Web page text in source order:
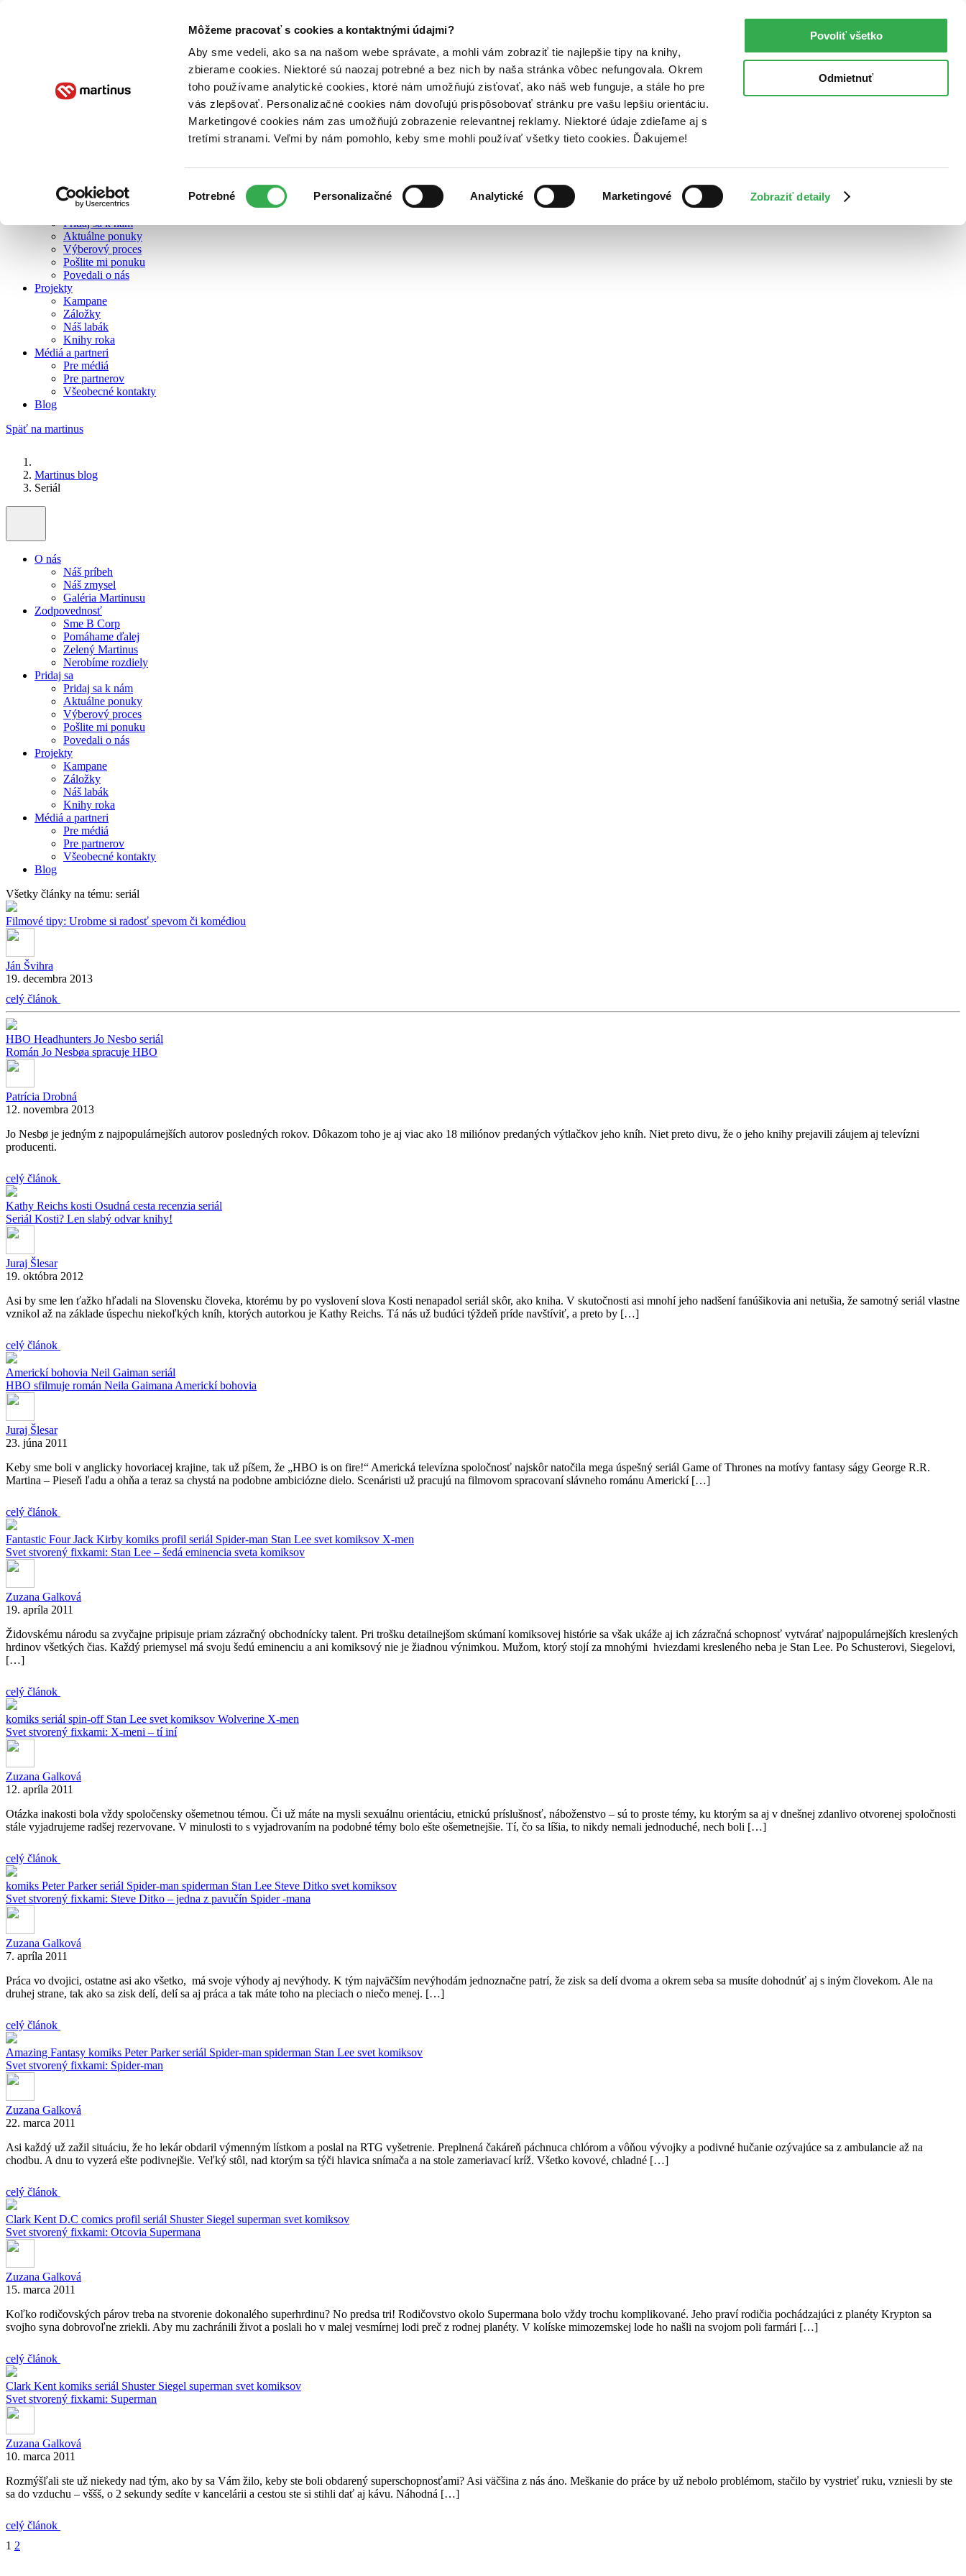
Môžeme pracovať s cookies a kontaktnými údajmi?
Aby sme vedeli, ako sa na našom webe správate, a mohli vám zobraziť tie najlepšie tipy na knihy,
zbierame cookies. Niektoré sú naozaj potrebné a bez nich by naša stránka vôbec nefungovala. Okrem
toho používame analytické cookies, ktoré nám umožňujú zisťovať, ako náš web funguje, a stále ho pre
vás zlepšovať. Personalizačné cookies nám dovoľujú prispôsobovať stránku pre vašu lepšiu orientáciu.
Marketingové cookies nám zas umožňujú zobrazenie relevantnej reklamy. Niektoré údaje zdieľame aj s
tretími stranami. Veľmi by nám pomohlo, keby sme mohli používať všetky tieto cookies. Ďakujeme!
súhlasu
Potrebné Personalizačné Analytické Marketingové Zobraziť detaily
Povoliť všetko
Odmietnuť
O nás
Zelený Martinus
Nerobíme rozdiely
Pridaj sa k nám
Aktuálne ponuky
Výberový proces
Pošlite mi ponuku
Povedali o nás
Projekty
Kampane
Záložky
Náš labák
Knihy roka
Médiá a partneri
Pre médiá
Pre partnerov
Všeobecné kontakty
Blog
Späť na martinus
Martinus blog
Seriál
O nás
Náš príbeh
Náš zmysel
Galéria Martinusu
Zodpovednosť
Sme B Corp
Pomáhame ďalej
Zelený Martinus
Nerobíme rozdiely
Pridaj sa
Pridaj sa k nám
Aktuálne ponuky
Výberový proces
Pošlite mi ponuku
Povedali o nás
Projekty
Kampane
Záložky
Náš labák
Knihy roka
Médiá a partneri
Pre médiá
Pre partnerov
Všeobecné kontakty
Blog
Všetky články na tému: seriál
Filmové tipy: Urobme si radosť spevom či komédiou
Ján Švihra
19. decembra 2013
celý článok
HBO Headhunters Jo Nesbo seriál
Román Jo Nesbøa spracuje HBO
Patrícia Drobná
12. novembra 2013
Jo Nesbø je jedným z najpopulárnejších autorov posledných rokov. Dôkazom toho je aj viac ako 18 miliónov predaných výtlačkov jeho kníh. Niet preto divu, že o jeho knihy prejavili záujem aj televízni
producenti.
celý článok
Kathy Reichs kosti Osudná cesta recenzia seriál
Seriál Kosti? Len slabý odvar knihy!
Juraj Šlesar
19. októbra 2012
Asi by sme len ťažko hľadali na Slovensku človeka, ktorému by po vyslovení slova Kosti nenapadol seriál skôr, ako kniha. V skutočnosti asi mnohí jeho nadšení fanúšikovia ani netušia, že samotný seriál vlastne
vznikol až na základe úspechu niekoľkých kníh, ktorých autorkou je Kathy Reichs. Tá nás už budúci týždeň príde navštíviť, a preto by […]
celý článok
Americkí bohovia Neil Gaiman seriál
HBO sfilmuje román Neila Gaimana Americkí bohovia
Juraj Šlesar
23. júna 2011
Keby sme boli v anglicky hovoriacej krajine, tak už píšem, že „HBO is on fire!“ Americká televízna spoločnosť najskôr natočila mega úspešný seriál Game of Thrones na motívy fantasy ságy George R.R.
Martina – Pieseň ľadu a ohňa a teraz sa chystá na podobne ambiciózne dielo. Scenáristi už pracujú na filmovom spracovaní slávneho románu Americkí […]
celý článok
Fantastic FourJack Kirby komiks profil seriál Spider-man Stan Lee svet komiksov X-men
Svet stvorený fixkami: Stan Lee – šedá eminencia sveta komiksov
Zuzana Galková
19. apríla 2011
Židovskému národu sa zvyčajne pripisuje priam zázračný obchodnícky talent. Pri trošku detailnejšom skúmaní komiksovej histórie sa však ukáže aj ich zázračná schopnosť vytvárať najpopulárnejších kreslených
hrdinov všetkých čias. Každý priemysel má svoju šedú eminenciu a ani komiksový nie je žiadnou výnimkou. Mužom, ktorý stojí za mnohými hviezdami kresleného neba je Stan Lee. Po Schusterovi, Siegelovi,
[…]
celý článok
komiks seriál spin-off Stan Lee svet komiksov Wolverine X-men
Svet stvorený fixkami: X-meni – tí iní
Zuzana Galková
12. apríla 2011
Otázka inakosti bola vždy spoločensky ošemetnou témou. Či už máte na mysli sexuálnu orientáciu, etnickú príslušnosť, náboženstvo – sú to proste témy, ku ktorým sa aj v dnešnej zdanlivo otvorenej spoločnosti
stále vyjadrujeme radšej rezervovane. V minulosti to s vyjadrovaním na podobné témy bolo ešte ošemetnejšie. Tí, čo sa líšia, to nikdy nemali jednoduché, nech boli […]
celý článok
komiks Peter Parkerseriál Spider-man spiderman Stan Lee Steve Ditko svet komiksov
Svet stvorený fixkami: Steve Ditko – jedna z pavučín Spider -mana
Zuzana Galková
7. apríla 2011
Práca vo dvojici, ostatne asi ako všetko, má svoje výhody aj nevýhody. K tým najväčším nevýhodám jednoznačne patrí, že zisk sa delí dvoma a okrem seba sa musíte dohodnúť aj s iným človekom. Ale na
druhej strane, tak ako sa zisk delí, delí sa aj práca a tak máte toho na pleciach o niečo menej. […]
celý článok
Amazing Fantasy komiks Peter Parkerseriál Spider-man spiderman Stan Lee svet komiksov
Svet stvorený fixkami: Spider-man
Zuzana Galková
22. marca 2011
Asi každý už zažil situáciu, že ho lekár obdaril výmenným lístkom a poslal na RTG vyšetrenie. Preplnená čakáreň páchnuca chlórom a vôňou vývojky a podivné hučanie ozývajúce sa z ambulancie až na
chodbu. A dnu to vyzerá ešte podivnejšie. Veľký stôl, nad ktorým sa týči hlavica snímača a na stole zameriavací kríž. Všetko kovové, chladné […]
celý článok
Clark Kent D.C comics profil seriál Shuster Siegel superman svet komiksov
Svet stvorený fixkami: Otcovia Supermana
Zuzana Galková
15. marca 2011
Koľko rodičovských párov treba na stvorenie dokonalého superhrdinu? No predsa tri! Rodičovstvo okolo Supermana bolo vždy trochu komplikované. Jeho praví rodičia pochádzajúci z planéty Krypton sa
svojho syna dobrovoľne zriekli. Aby mu zachránili život a poslali ho v malej vesmírnej lodi preč z rodnej planéty. V kolíske mimozemskej lode ho našli na svojom poli farmári […]
celý článok
Clark Kent komiks seriál Shuster Siegel superman svet komiksov
Svet stvorený fixkami: Superman
Zuzana Galková
10. marca 2011
Rozmýšľali ste už niekedy nad tým, ako by sa Vám žilo, keby ste boli obdarený superschopnosťami? Asi väčšina z nás áno. Meškanie do práce by už nebolo problémom, stačilo by vystrieť ruku, vzniesli by ste
sa do vzduchu – vššš, o 2 sekundy sedíte v kancelárii a cestou ste si stihli dať aj kávu. Náhodná […]
celý článok
1 2